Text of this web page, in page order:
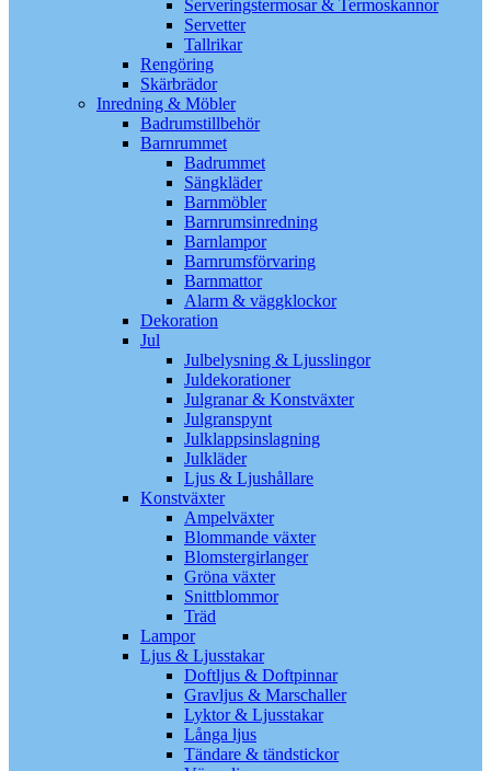
Serveringstermosar & Termoskannor
Servetter
Tallrikar
Rengöring
Skärbrädor
Inredning & Möbler
Badrumstillbehör
Barnrummet
Badrummet
Sängkläder
Barnmöbler
Barnrumsinredning
Barnlampor
Barnrumsförvaring
Barnmattor
Alarm & väggklockor
Dekoration
Jul
Julbelysning & Ljusslingor
Juldekorationer
Julgranar & Konstväxter
Julgranspynt
Julklappsinslagning
Julkläder
Ljus & Ljushållare
Konstväxter
Ampelväxter
Blommande växter
Blomstergirlanger
Gröna växter
Snittblommor
Träd
Lampor
Ljus & Ljusstakar
Doftljus & Doftpinnar
Gravljus & Marschaller
Lyktor & Ljusstakar
Långa ljus
Tändare & tändstickor